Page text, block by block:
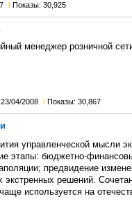
l Показы: 30,925
менеджер розничной
23/04/2008 l Показы: 30,867
управленческой мысли
этапы: бюджетно-
предвидение
экстренных решений.
используется на